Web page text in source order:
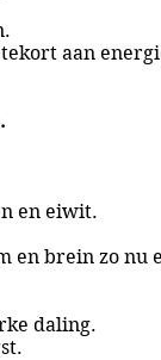
aan
en eiwit.
en brein zo
daling.